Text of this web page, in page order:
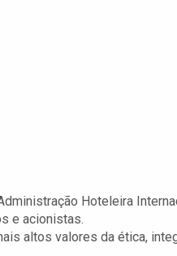
Hoteleira
e acionistas.
altos valores da ética,